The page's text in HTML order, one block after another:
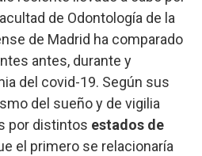
de Odontología de la
de Madrid ha comparado
antes, durante y
del covid-19. Según sus
del sueño y de vigilia
por distintos estados de
el primero se relacionaría